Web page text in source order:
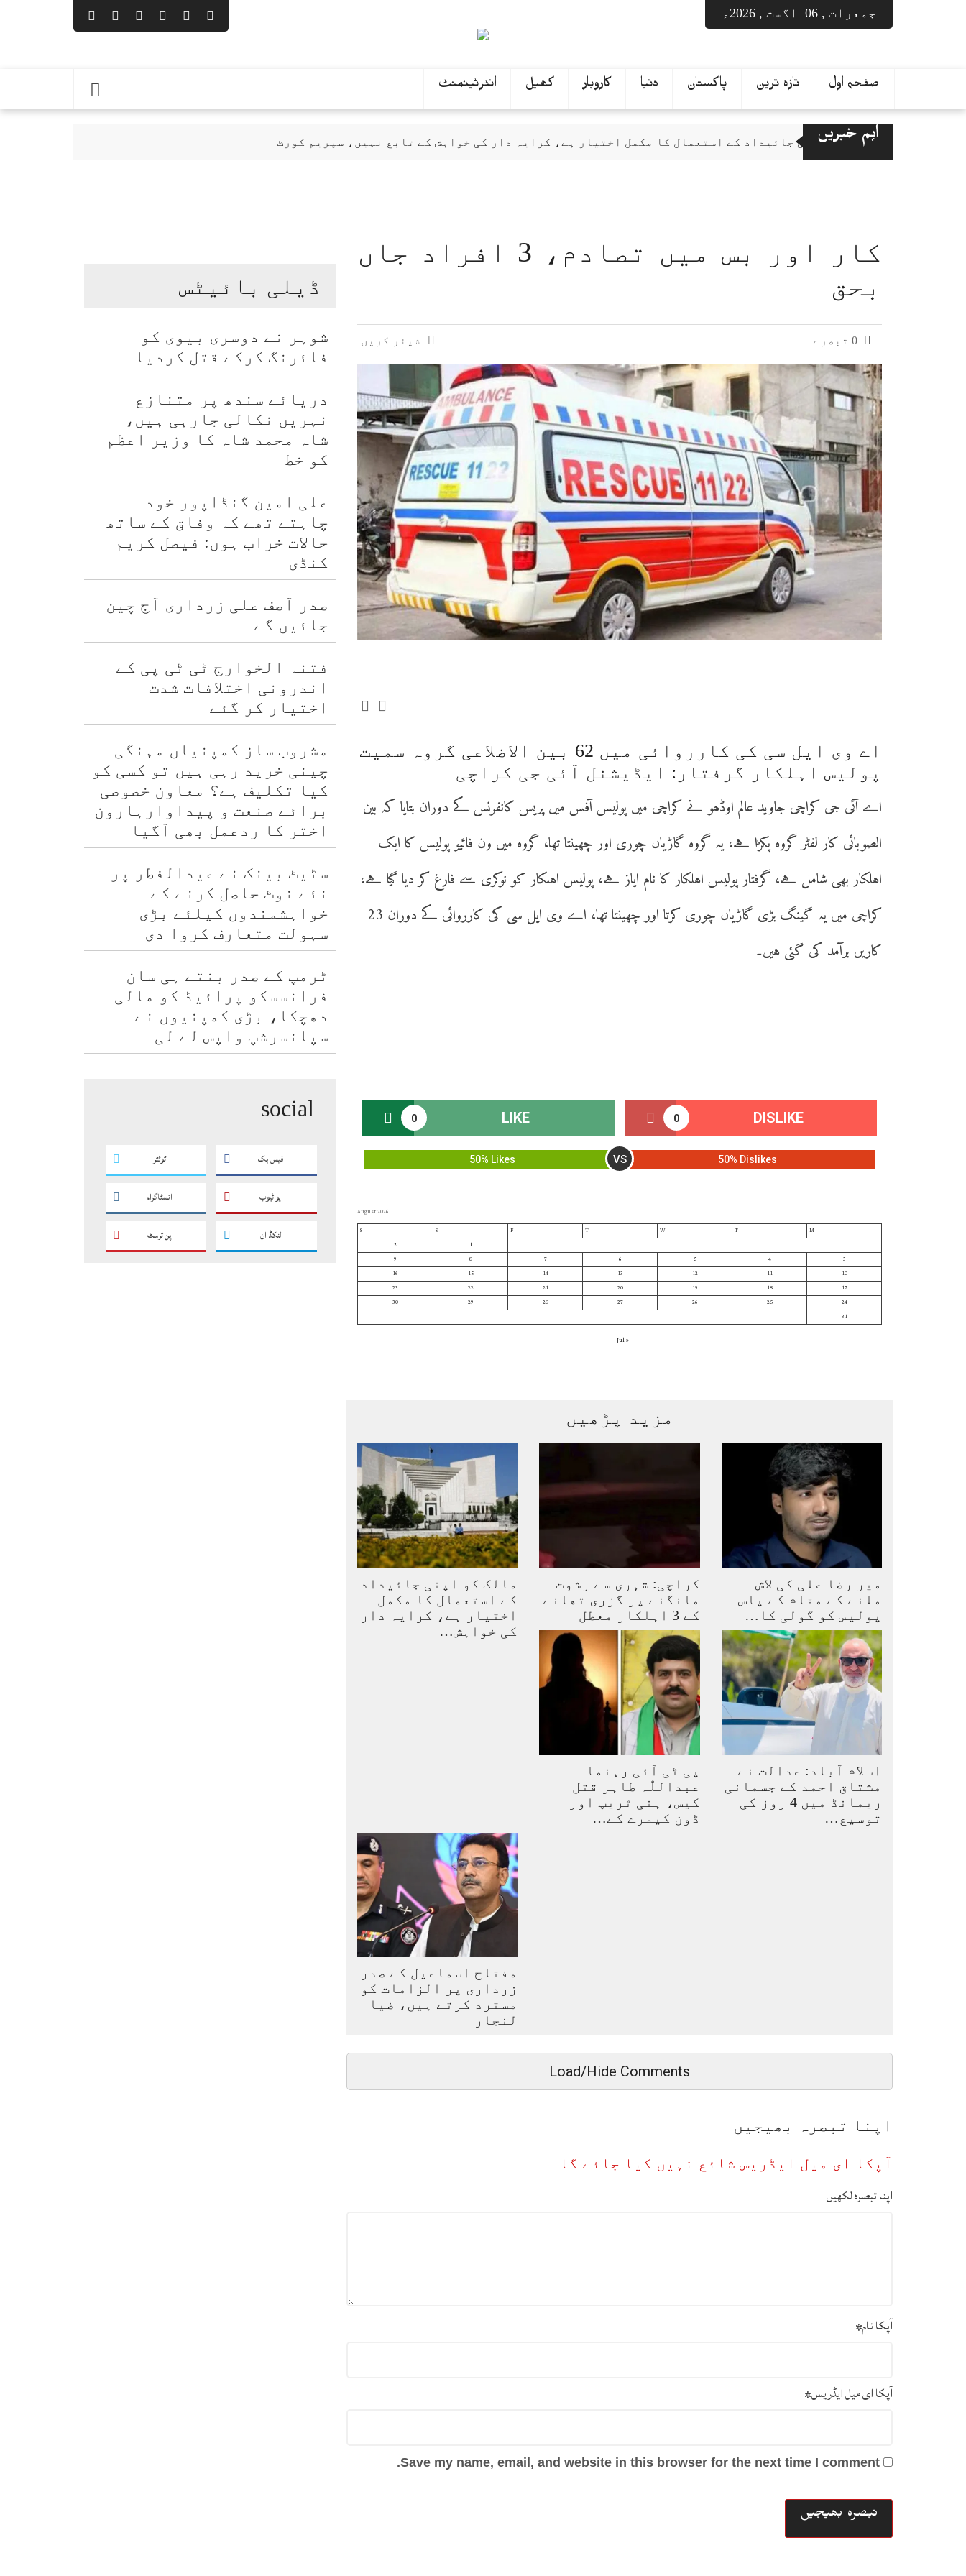
جمعرات , 06 اگست , 2026ء
صفحہ اول تازہ ترین پاکستان دنیا کاروبار کھیل انٹرٹینمنٹ
اہم خبریں
مالک کو اپنی جائیداد کے استعمال کا مکمل اختیار ہے، کرایہ دار کی خواہش کے تابع نہیں، سپریم کورٹ
مفتاح اسماعیل کے صدر زرداری پر الزامات کو مسترد کرتے ہیں، ضیا لنجار
پشاور: پاکستان میں عارضی قیام کیلئے دو سابق افغان جرنیلوں کی درخواستیں خارج، حکمنامہ جاری
کراچی میں نوجوان تاجر میر رضا کی لاش کا پوسٹ مارٹم کل کیا جائے گا، پولیس سرجن ڈاکٹر سمعیہ
کراچی: میر علی رضا کی قبر کشائی کی درخواست منظور، میڈیکل بورڈ تشکیل دینے کا حکم
پولیس نے میر رضا کی موت کا پورا کیس ٹریس کرلیا ہے: آئی جی سندھ جاوید عالم
ڈیلی بائیٹس
شوہر نے دوسری بیوی کو
فائرنگ کرکے قتل کردیا
دریائے سندھ پر متنازع
نہریں نکالی جارہی ہیں،
شاہ محمد شاہ کا وزیر اعظم
کو خط
علی امین گنڈاپور خود
چاہتے تھے کہ وفاق کے ساتھ
حالات خراب ہوں: فیصل کریم
کنڈی
صدر آصف علی زرداری آج چین
جائیں گے
فتنہ الخوارج ٹی ٹی پی کے
اندرونی اختلافات شدت
اختیار کر گئے
مشروب ساز کمپنیاں مہنگی
چینی خرید رہی ہیں تو کسی کو
کیا تکلیف ہے؟ معاون خصوصی
برائے صنعت و پیداوارہارون
اختر کا ردعمل بھی آگیا
سٹیٹ بینک نے عیدالفطر پر
نئے نوٹ حاصل کرنے کے
خواہشمندوں کیلئے بڑی
سہولت متعارف کروا دی
ٹرمپ کے صدر بنتے ہی سان
فرانسسکو پرائیڈ کو مالی
دھچکا، بڑی کمپنیوں نے
سپانسرشپ واپس لے لی
social
فیس بک ٹوئٹر
یو ٹیوب انسٹاگرام
لنکڈ ان پن ٹرسٹ
کار اور بس میں تصادم، 3 افراد جاں
بحق
شیئر کریں
اے وی ایل سی کی کارروائی میں 62 بین الاضلاعی گروہ سمیت
پولیس اہلکار گرفتار: ایڈیشنل آئی جی کراچی
اے آئی جی کراچی جاوید عالم اوڈھو نے کراچی میں پولیس آفس میں پریس کانفرنس کے دوران بتایا کہ بین
الصوبائی کار لفٹر گروہ پکڑا ہے، یہ گروہ گاڑیاں چوری اور چھینتا تھا، گروہ میں ون فائیو پولیس کا ایک
اہلکار بھی شامل ہے، گرفتار پولیس اہلکار کا نام ایاز ہے، پولیس اہلکار کو نوکری سے فارغ کر دیا گیا ہے،
کراچی میں یہ گینگ بڑی گاڑیاں چوری کرتا اور چھینتا تھا، اے وی ایل سی کی کارروائی کے دوران 23
کاریں برآمد کی گئی ہیں۔
0 LIKE 0 DISLIKE
50% Likes VS 50% Dislikes
August 2026
M
T
W
T
F
S
S
1
2
3
4
5
6
7
8
9
10
11
12
13
14
15
16
17
18
19
20
21
22
23
24
25
26
27
28
29
30
31
« Jul
مزید پڑھیں
مالک کو اپنی جائیداد
کے استعمال کا مکمل
اختیار ہے، کرایہ دار
کی خواہش…
کراچی: شہری سے رشوت
مانگنے پر گزری تھانے
کے 3 اہلکار معطل
میر رضا علی کی لاش
ملنے کے مقام کے پاس
پولیس کو گولی کا…
پی ٹی آئی رہنما
عبداللّٰہ طاہر قتل
کیس، ہنی ٹریپ اور
ڈون کیمرے کے…
اسلام آباد: عدالت نے
مشتاق احمد کے جسمانی
ریمانڈ میں 4 روز کی
توسیع…
مفتاح اسماعیل کے صدر
زرداری پر الزامات کو
مسترد کرتے ہیں، ضیا
لنجار
Load/Hide Comments
اپنا تبصرہ بھیجیں
آپکا ای میل ایڈریس شائع نہیں کیا جائے گا
اپنا تبصرہ لکھیں
آپکا نام*
آپکا ای میل ایڈریس*
Save my name, email, and website in this browser for the next time I comment.